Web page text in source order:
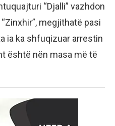
“Djalli” vazhdon
megjithatë pasi
ia ka shfuqizuar arrestin
është nën masa më të